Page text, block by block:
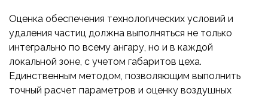
Оценка обеспечения технологических условий и
удаления частиц должна выполняться не только
интегрально по всему ангару, но и в каждой
локальной зоне, с учетом габаритов цеха.
Единственным методом, позволяющим выполнить
точный расчет параметров и оценку воздушных